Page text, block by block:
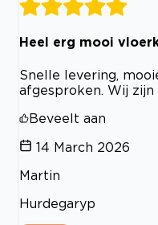
Heel erg mooi
Snelle levering,
afgesproken. Wij
Beveelt aan
14 March 2026
Martin
Hurdegaryp